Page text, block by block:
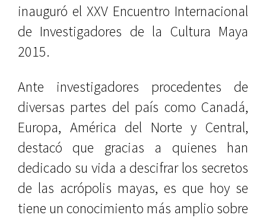
inauguró el XXV Encuentro Internacional
de Investigadores de la Cultura Maya
2015.
Ante investigadores procedentes de
diversas partes del país como Canadá,
Europa, América del Norte y Central,
destacó que gracias a quienes han
dedicado su vida a descifrar los secretos
de las acrópolis mayas, es que hoy se
tiene un conocimiento más amplio sobre